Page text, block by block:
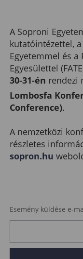
A Soproni
kutatóintézettel,
Egyetemmel és a
Egyesülettel
30-31-én rendezi
Lombosfa
Conference).
A nemzetközi
részletes
sopron.hu
Esemény küldése e-